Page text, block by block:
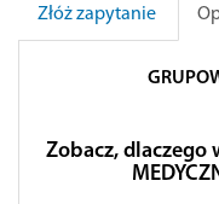
Złóż zapytanie
Zobacz, dlaczego